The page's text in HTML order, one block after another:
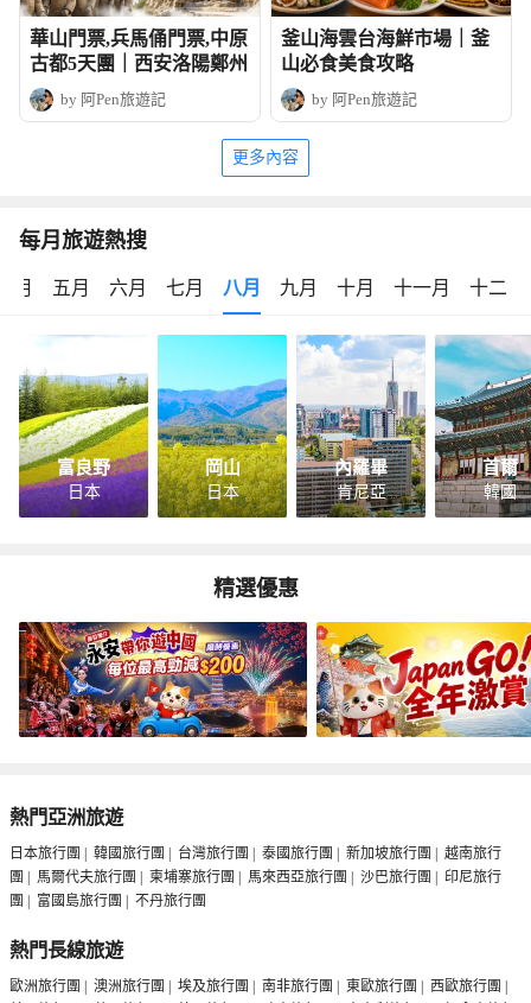
華山門票,兵馬俑門票,中原
古都5天團｜西安洛陽鄭州
by 阿Pen旅遊記
釜山海雲台海鮮市場｜釜
山必食美食攻略
by 阿Pen旅遊記
更多內容
每月旅遊熱搜
月 五月 六月 七月 八月 九月 十月 十一月 十二月
富良野
日本
岡山
日本
內羅畢
肯尼亞
首爾
韓國
精選優惠
熱門亞洲旅遊
日本旅行團 | 韓國旅行團 | 台灣旅行團 | 泰國旅行團 | 新加坡旅行團 | 越南旅行
團 | 馬爾代夫旅行團 | 柬埔寨旅行團 | 馬來西亞旅行團 | 沙巴旅行團 | 印尼旅行
團 | 富國島旅行團 | 不丹旅行團
熱門長線旅遊
歐洲旅行團 | 澳洲旅行團 | 埃及旅行團 | 南非旅行團 | 東歐旅行團 | 西歐旅行團 |